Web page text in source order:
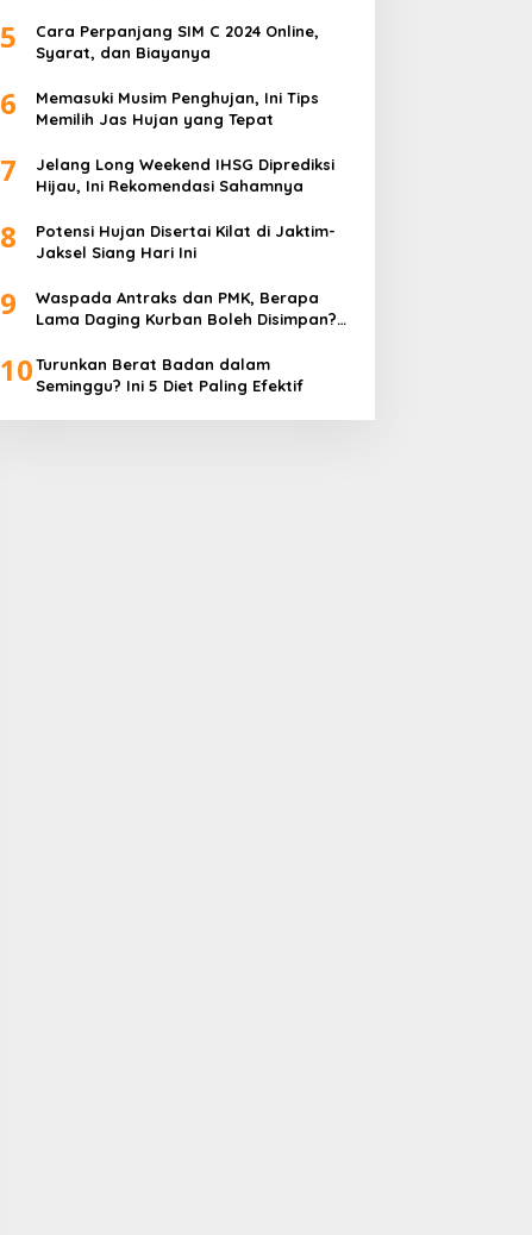
5
Cara Perpanjang SIM C 2024 Online,
Syarat, dan Biayanya
6
Memasuki Musim Penghujan, Ini Tips
Memilih Jas Hujan yang Tepat
7
Jelang Long Weekend IHSG Diprediksi
Hijau, Ini Rekomendasi Sahamnya
8
Potensi Hujan Disertai Kilat di Jaktim-
Jaksel Siang Hari Ini
9
Waspada Antraks dan PMK, Berapa
Lama Daging Kurban Boleh Disimpan?
10Turunkan Berat Badan dalam
Seminggu? Ini 5 Diet Paling Efektif